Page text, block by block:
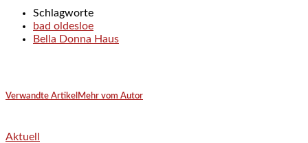
Schlagworte
bad oldesloe
Bella Donna Haus
Verwandte Artikel Mehr vom Autor
Aktuell